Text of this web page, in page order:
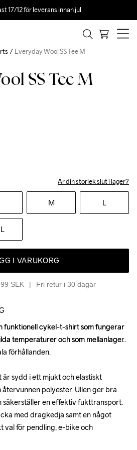
17/12 för leverans innan jul
SS Tee M
Är din storlek slut i lager?
M L
I VARUKORG
SEK Fri retur i 30 dagar
Everyday Wool SS Tee M
funktionell cykel-t-shirt som fungerar
temperaturer och som mellanlager
förhållanden.
sydd i ett mjukt och elastiskt
polyester. Ullen ger bra
säkerställer en effektiv fukttransport.
med dragkedja samt en något
val för pendling, e-bike och
funktionell cykel-t-shirt som fungerar
temperaturer och som mellanlager
förhållanden.
sydd i ett mjukt och elastiskt
polyester. Ullen ger bra
säkerställer en effektiv fukttransport.
med dragkedja samt en något
val för pendling, e-bike och